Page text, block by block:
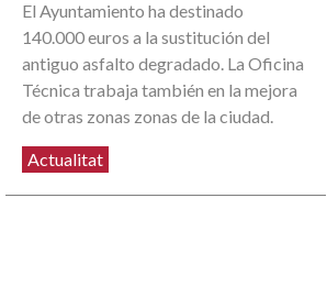
El Ayuntamiento ha destinado
140.000 euros a la sustitución del
antiguo asfalto degradado. La Oficina
Técnica trabaja también en la mejora
de otras zonas zonas de la ciudad.
Actualitat